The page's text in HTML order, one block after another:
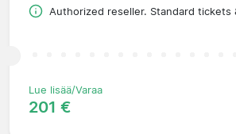
Authorized reseller. Standard tickets
Lue lisää/Varaa
201 €